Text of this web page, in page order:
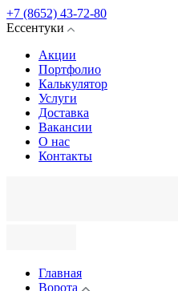
+7 (8652) 43-72-80
Ессентуки
Акции
Портфолио
Калькулятор
Услуги
Доставка
Вакансии
О нас
Контакты
Главная
Ворота